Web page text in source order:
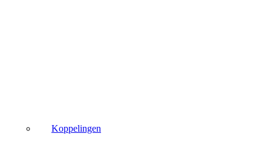
Koppelingen